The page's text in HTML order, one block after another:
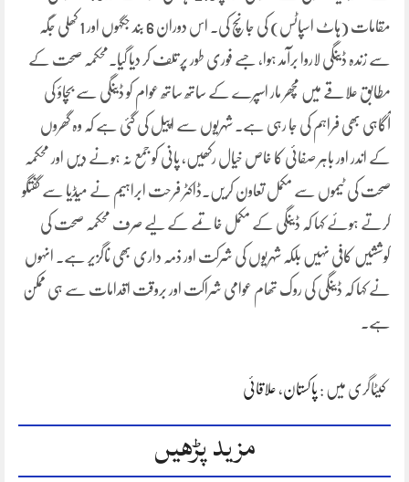
مقامات (ہاٹ اسپاٹس) کی جانچ کی۔ اس دوران 6 بند جگہوں اور 1 کھلی جگہ
سے زندہ ڈینگی لاروا برآمد ہوا، جسے فوری طور پر تلف کر دیا گیا۔محکمہ صحت کے
مطابق علاقے میں مچھر مار اسپرے کے ساتھ ساتھ عوام کو ڈینگی سے بچاؤ کی
آگاہی بھی فراہم کی جا رہی ہے۔ شہریوں سے اپیل کی گئی ہے کہ وہ گھروں
کے اندر اور باہر صفائی کا خاص خیال رکھیں، پانی کو جمع نہ ہونے دیں اور محکمہ
صحت کی ٹیموں سے مکمل تعاون کریں۔ڈاکٹر فرحت ابراہیم نے میڈیا سے گفتگو
کرتے ہوئے کہا کہ ڈینگی کے مکمل خاتمے کے لیے صرف محکمہ صحت کی
کوششیں کافی نہیں بلکہ شہریوں کی شرکت اور ذمہ داری بھی ناگزیر ہے۔ انہوں
نے کہا کہ ڈینگی کی روک تھام عوامی شراکت اور بروقت اقدامات سے ہی ممکن
ہے۔
کیٹاگری میں : پاکستان، علاقائی
مزید پڑھیں